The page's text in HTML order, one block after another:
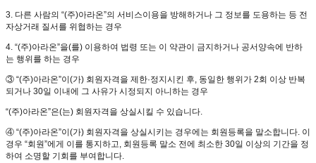
3. 다른 사람의 “(주)아라온”의 서비스이용을 방해하거나 그 정보를 도용하는 등 전
자상거래 질서를 위협하는 경우
4. “(주)아라온”을(를) 이용하여 법령 또는 이 약관이 금지하거나 공서양속에 반하
는 행위를 하는 경우
③ “(주)아라온”이(가) 회원자격을 제한·정지시킨 후, 동일한 행위가 2회 이상 반복
되거나 30일 이내에 그 사유가 시정되지 아니하는 경우
“(주)아라온”은(는) 회원자격을 상실시킬 수 있습니다.
④ “(주)아라온”이(가) 회원자격을 상실시키는 경우에는 회원등록을 말소합니다. 이
경우 “회원”에게 이를 통지하고, 회원등록 말소 전에 최소한 30일 이상의 기간을 정
하여 소명할 기회를 부여합니다.